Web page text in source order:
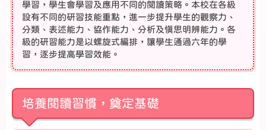
學習，學生會學習及應用不同的閱讀策略。本校在各級
設有不同的研習技能重點，進一步提升學生的觀察力、
分類、表述能力、協作能力、分析及慎思明辨能力。各
級的研習能力是以螺旋式編排，讓學生通過六年的學
習，逐步提高學習效能。
培養閱讀習慣，奠定基礎